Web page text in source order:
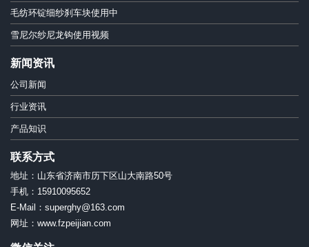
毛纺环锭细纱刹车块使用中
雪尼尔纱尼龙钩使用视频
新闻资讯
公司新闻
行业资讯
产品知识
联系方式
地址：山东省济南市历下区山大南路50号
手机：15910095652
E-Mail：superghy@163.com
网址：www.fzpeijian.com